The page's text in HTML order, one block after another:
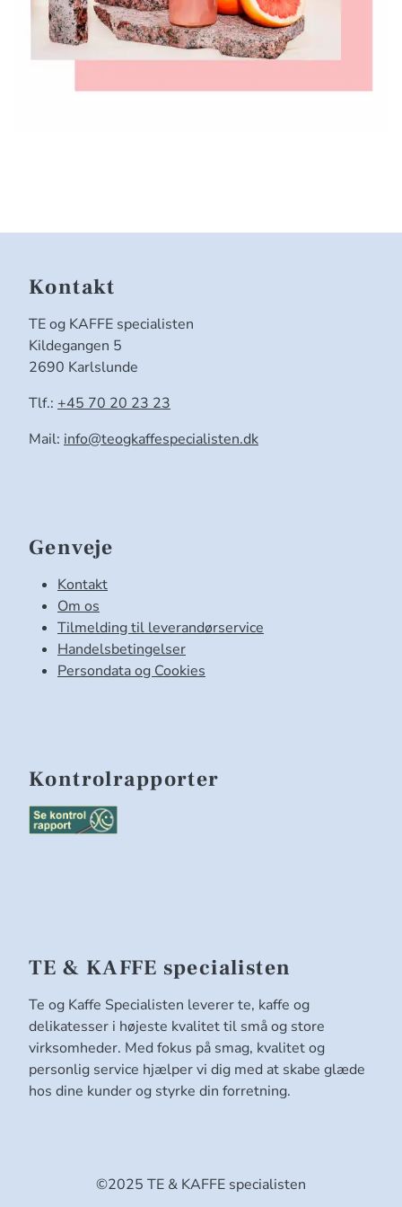
Kontakt
TE og KAFFE specialisten
Kildegangen 5
2690 Karlslunde
Tlf.: +45 70 20 23 23
Mail: info@teogkaffespecialisten.dk
Genveje
Kontakt
Om os
Tilmelding til leverandørservice
Handelsbetingelser
Persondata og Cookies
Kontrolrapporter
TE & KAFFE specialisten
Te og Kaffe Specialisten leverer te, kaffe og
delikatesser i højeste kvalitet til små og store
virksomheder. Med fokus på smag, kvalitet og
personlig service hjælper vi dig med at skabe glæde
hos dine kunder og styrke din forretning.
©2025 TE & KAFFE specialisten